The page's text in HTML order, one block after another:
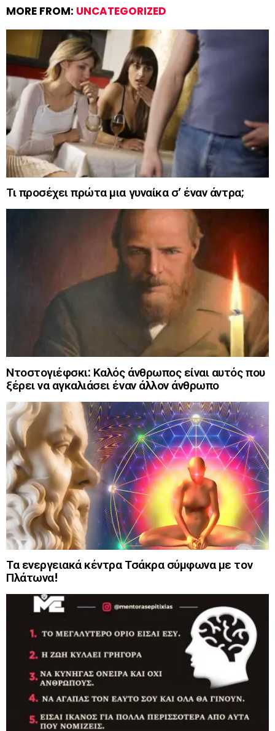
MORE FROM: UNCATEGORIZED
Τι προσέχει πρώτα μια γυναίκα σ’ έναν άντρα;
Ντοστογιέφσκι: Καλός άνθρωπος είναι αυτός που
ξέρει να αγκαλιάσει έναν άλλον άνθρωπο
Τα ενεργειακά κέντρα Τσάκρα σύμφωνα με τον
Πλάτωνα!